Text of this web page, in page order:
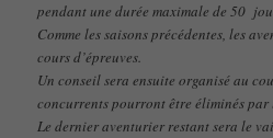
pendant une durée maximale de 50
Comme les saisons précédentes, les
cours d’épreuves.
Un conseil sera ensuite organisé au
concurrents pourront être éliminés par
Le dernier aventurier restant sera le